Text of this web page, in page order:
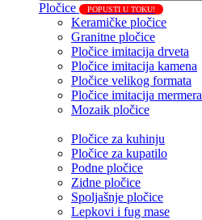
Pločice POPUSTI U TOKU!
Keramičke pločice
Granitne pločice
Pločice imitacija drveta
Pločice imitacija kamena
Pločice velikog formata
Pločice imitacija mermera
Mozaik pločice
Pločice za kuhinju
Pločice za kupatilo
Podne pločice
Zidne pločice
Spoljašnje pločice
Lepkovi i fug mase